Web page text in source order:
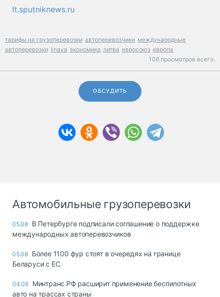
lt.sputniknews.ru
тарифы на грузоперевозки автоперевозчики международные
автоперевозки linava экономика литва евросоюз европа
106 просмотров всего.
ОБСУДИТЬ
Автомобильные грузоперевозки
05.08 В Петербурге подписали соглашение о поддержке
международных автоперевозчиков
05.08 Более 1100 фур стоят в очередях на границе
Беларуси с ЕС
04.08 Минтранс РФ расширит применение беспилотных
авто на трассах страны